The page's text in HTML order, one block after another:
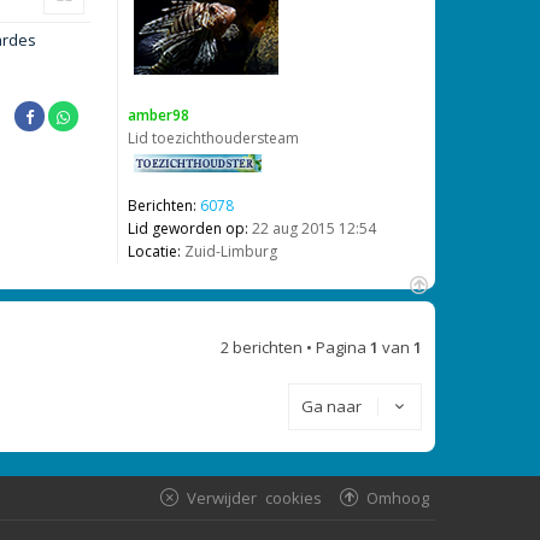
amber98
Lid toezichthoudersteam
Berichten: 6078
Lid geworden op: 22 aug 2015 12:54
Locatie: Zuid-Limburg
O
2 berichten • Pagina 1 van 1
Ga naar
Omhoog
Verwijder cookies